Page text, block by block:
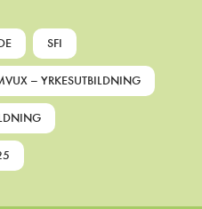
SFI
– YRKESUTBILDNING